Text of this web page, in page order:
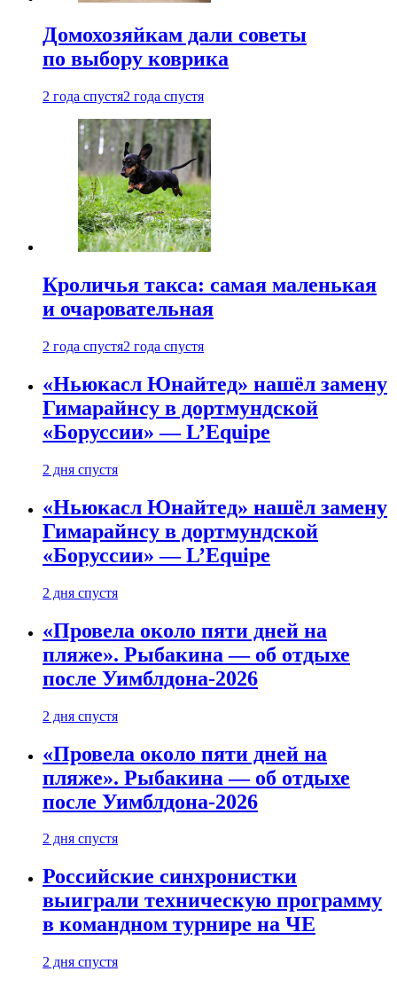
Домохозяйкам дали советы
по выбору коврика
2 года спустя2 года спустя
Кроличья такса: самая маленькая
и очаровательная
2 года спустя2 года спустя
«Ньюкасл Юнайтед» нашёл замену
Гимарайнсу в дортмундской
«Боруссии» — L’Equipe
2 дня спустя
«Ньюкасл Юнайтед» нашёл замену
Гимарайнсу в дортмундской
«Боруссии» — L’Equipe
2 дня спустя
«Провела около пяти дней на
пляже». Рыбакина — об отдыхе
после Уимблдона-2026
2 дня спустя
«Провела около пяти дней на
пляже». Рыбакина — об отдыхе
после Уимблдона-2026
2 дня спустя
Российские синхронистки
выиграли техническую программу
в командном турнире на ЧЕ
2 дня спустя